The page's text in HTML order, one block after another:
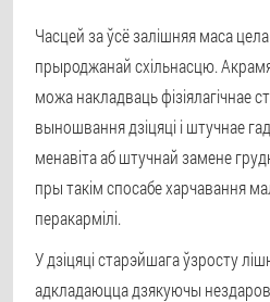
Часцей за ўсё залішняя маса
прыроджанай схільнасцю.
можа накладваць фізіялагічнае
выношвання дзіцяці і штучнае
менавіта аб штучнай замене
пры такім спосабе харчавання
перакармілі.
У дзіцяці старэйшага ўзросту
адкладаюцца дзякуючы